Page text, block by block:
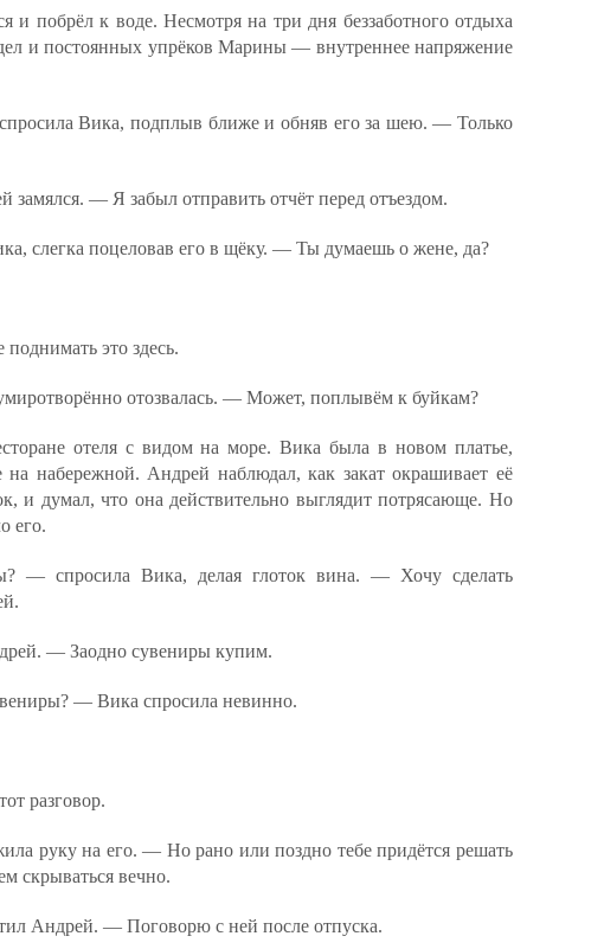
и побрёл к воде. Несмотря на три дня беззаботного отдыха
и постоянных упрёков Марины — внутреннее напряжение
Вика, подплыв ближе и обняв его за шею. — Только
— Я забыл отправить отчёт перед отъездом.
слегка поцеловав его в щёку. — Ты думаешь о жене, да?
это здесь.
отозвалась. — Может, поплывём к буйкам?
отеля с видом на море. Вика была в новом платье,
набережной. Андрей наблюдал, как закат окрашивает её
и думал, что она действительно выглядит потрясающе. Но
его.
— спросила Вика, делая глоток вина. — Хочу сделать
— Заодно сувениры купим.
— Вика спросила невинно.
разговор.
руку на его. — Но рано или поздно тебе придётся решать
скрываться вечно.
Андрей. — Поговорю с ней после отпуска.